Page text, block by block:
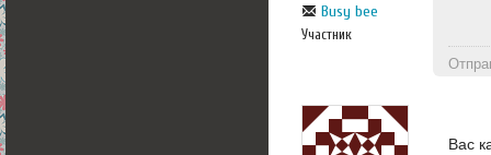
Busy bee
Участник
Вас